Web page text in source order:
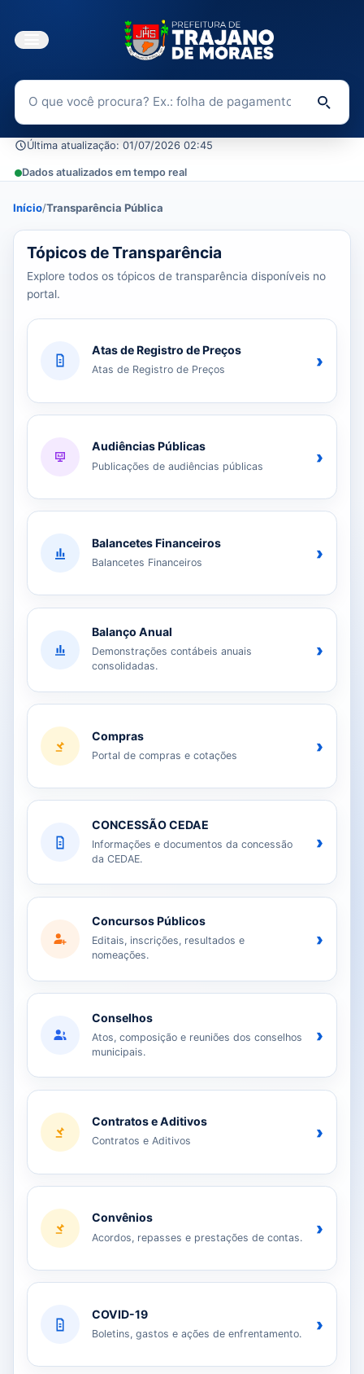
Buscar no Portal da Transparência
Última atualização: 01/07/2026 02:45
Dados atualizados em tempo real
Início/Transparência Pública
39 tópicos carregados do banco de dados.
Tópicos de Transparência
Explore todos os tópicos de transparência disponíveis no
portal.
Atas de Registro de Preços
Atas de Registro de Preços ›
Audiências Públicas
Publicações de audiências públicas ›
Balancetes Financeiros
Balancetes Financeiros ›
Balanço Anual
Demonstrações contábeis anuais
consolidadas.
›
Compras
Portal de compras e cotações ›
CONCESSÃO CEDAE
Informações e documentos da concessão
da CEDAE.
›
Concursos Públicos
Editais, inscrições, resultados e
nomeações.
›
Conselhos
Atos, composição e reuniões dos conselhos
municipais.
›
Contratos e Aditivos
Contratos e Aditivos ›
Convênios
Acordos, repasses e prestações de contas. ›
COVID-19
Boletins, gastos e ações de enfrentamento. ›